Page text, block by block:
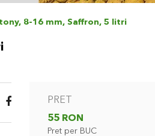
8-16 mm, Saffron, 5 litri
PRET
55 RON
Pret per BUC